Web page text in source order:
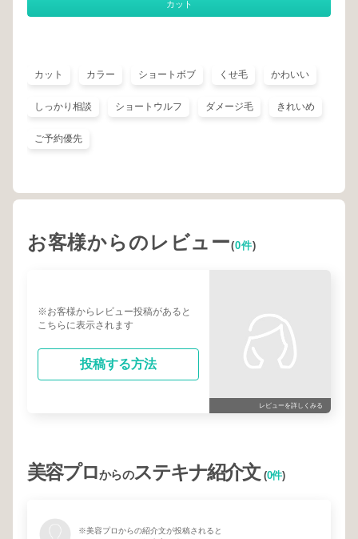
カット
カット カラー ショートボブ くせ毛 かわいい
しっかり相談 ショートウルフ ダメージ毛 きれいめ
ご予約優先
お客様からのレビュー(0件)
※お客様からレビュー投稿があると
こちらに表示されます
投稿する方法
レビューを詳しくみる
美容プロからのステキナ紹介文(0件)
※美容プロからの紹介文が投稿されると